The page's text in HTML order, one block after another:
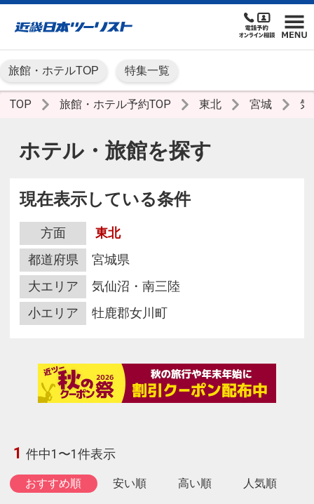
旅館・ホテルTOP 特集一覧
TOP 旅館・ホテル予約TOP 東北 宮城 気
ホテル・旅館を探す
現在表示している条件
方面
東北
都道府県
宮城県
大エリア
気仙沼・南三陸
小エリア
牡鹿郡女川町
1 件中1〜1件表示
おすすめ順 安い順 高い順 人気順